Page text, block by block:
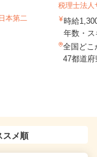
本第二
税理士法人
時給
年数・
全国どこ
47都道